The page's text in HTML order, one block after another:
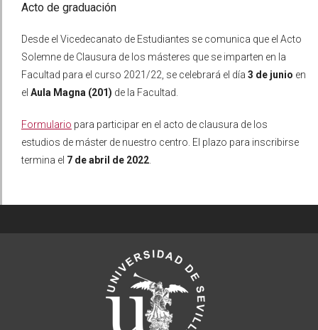
Acto de graduación
Desde el Vicedecanato de Estudiantes se comunica que el Acto
Solemne de Clausura de los másteres que se imparten en la
Facultad para el curso 2021/22, se celebrará el día 3 de junio en
el Aula Magna (201) de la Facultad.
Formulario para participar en el acto de clausura de los
estudios de máster de nuestro centro. El plazo para inscribirse
termina el 7 de abril de 2022